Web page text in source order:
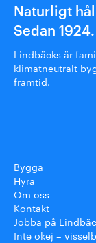
Naturligt
Sedan 1924.
Lindbäcks är
klimatneutralt
framtid.
Bygga
Hyra
Om oss
Kontakt
Jobba på
Inte okej –